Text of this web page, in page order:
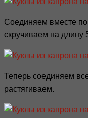
Соединяем вместе
скручиваем на длину
Теперь соединяем
растягиваем.